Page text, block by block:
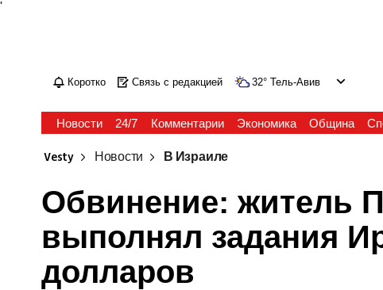
'
Коротко Связь с редакцией 32° Тель-Авив
Новости 24/7 Комментарии Экономика Община
Vesty Новости В Израиле
Обвинение: житель
выполнял задания
долларов